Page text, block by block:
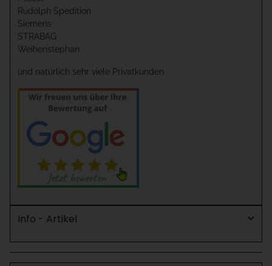
Rudolph Spedition
Siemens
STRABAG
Weihenstephan
und natürlich sehr viele Privatkunden
Info - Artikel